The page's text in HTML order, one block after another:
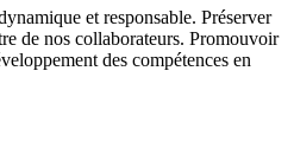
et responsable. Préserver
de nos collaborateurs. Promouvoir
des compétences en